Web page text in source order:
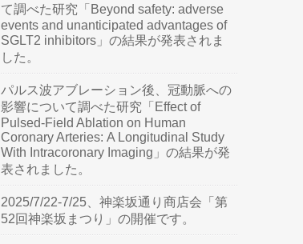
て調べた研究「Beyond safety: adverse
events and unanticipated advantages of
SGLT2 inhibitors」の結果が発表されま
した。
パルス波アブレーション後、冠動脈への
影響について調べた研究「Effect of
Pulsed-Field Ablation on Human
Coronary Arteries: A Longitudinal Study
With Intracoronary Imaging」の結果が発
表されました。
2025/7/22-7/25、神楽坂通り商店会「第
52回神楽坂まつり」の開催です。